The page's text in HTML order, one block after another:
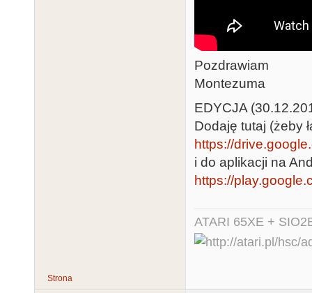
Pozdrawiam
Montezuma
EDYCJA
Dodaję tutaj (żeby
https://
i do aplikacji na
https://
ATARI 65XE +
Strona